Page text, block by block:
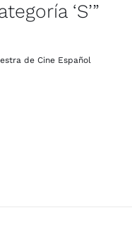
‘S’”
de Cine Español